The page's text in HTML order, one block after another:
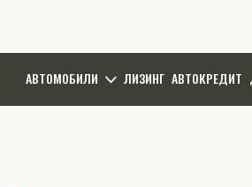
АВТОМОБИЛИ ЛИЗИНГ АВТОКРЕДИТ